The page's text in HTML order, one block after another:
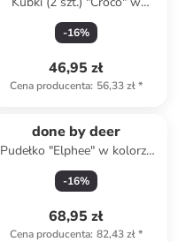
kolorze zielonym - 100 ml
-16%
46,95 zł
Cena producenta: 56,33 zł*
done by deer
Pudełko "Elphee" w kolorze
jasnobrązowym na lunch -
17,7 x 14,5 x 6,5 cm
-16%
68,95 zł
Cena producenta: 82,43 zł*